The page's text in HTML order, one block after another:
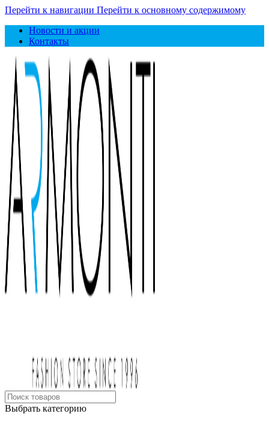
Перейти к навигации Перейти к основному содержимому
Новости и акции
Контакты
Выбрать категорию